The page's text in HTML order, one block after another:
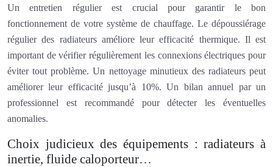
Un entretien régulier est crucial pour garantir le bon
fonctionnement de votre système de chauffage. Le dépoussiérage
régulier des radiateurs améliore leur efficacité thermique. Il est
important de vérifier régulièrement les connexions électriques pour
éviter tout problème. Un nettoyage minutieux des radiateurs peut
améliorer leur efficacité jusqu’à 10%. Un bilan annuel par un
professionnel est recommandé pour détecter les éventuelles
anomalies.
Choix judicieux des équipements : radiateurs à
inertie, fluide caloporteur…